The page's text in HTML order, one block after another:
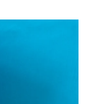
дата доставки
дата доставки